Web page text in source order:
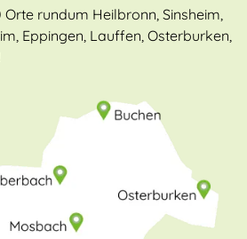
rundum Heilbronn, Sinsheim,
Eppingen, Lauffen, Osterburken,